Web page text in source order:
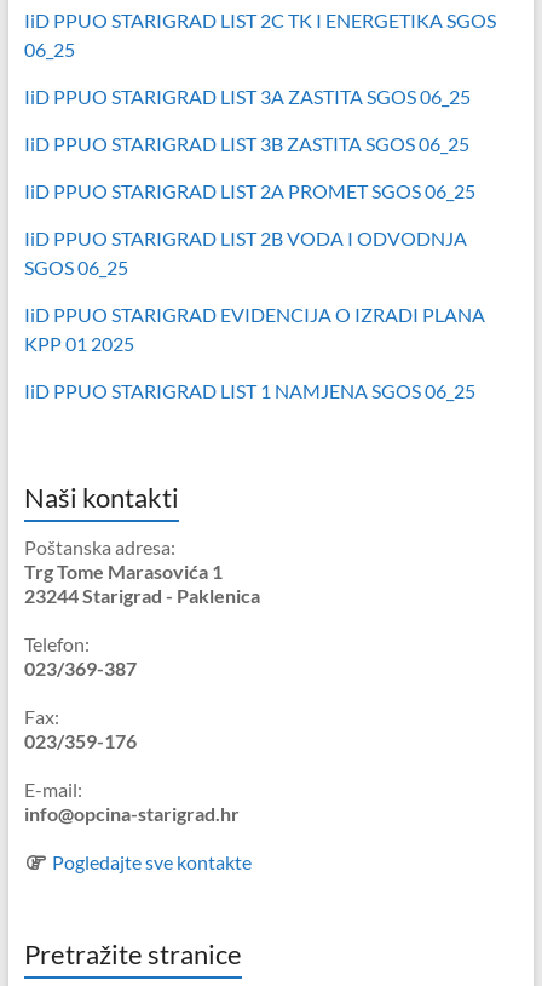
IiD PPUO STARIGRAD LIST 2C TK I ENERGETIKA SGOS
06_25
IiD PPUO STARIGRAD LIST 3A ZASTITA SGOS 06_25
IiD PPUO STARIGRAD LIST 3B ZASTITA SGOS 06_25
IiD PPUO STARIGRAD LIST 2A PROMET SGOS 06_25
IiD PPUO STARIGRAD LIST 2B VODA I ODVODNJA
SGOS 06_25
IiD PPUO STARIGRAD EVIDENCIJA O IZRADI PLANA
KPP 01 2025
IiD PPUO STARIGRAD LIST 1 NAMJENA SGOS 06_25
Naši kontakti
Poštanska adresa:
Trg Tome Marasovića 1
23244 Starigrad - Paklenica
Telefon:
023/369-387
Fax:
023/359-176
E-mail:
info@opcina-starigrad.hr
Pogledajte sve kontakte
Pretražite stranice